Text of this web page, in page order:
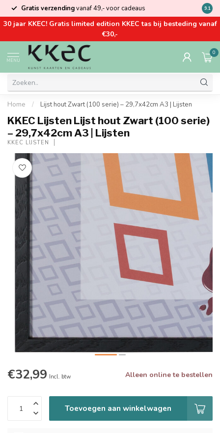
Gratis verzendingvanaf 49,- voor cadeaus Kom
9.1
30 jaar KKEC! Gratis limited edition KKEC tas bij besteding vanaf
€30,-
MENU
0
Home / Lijst hout Zwart (100 serie) – 29,7x42cm A3 | Lijsten
KKEC Lijsten Lijst hout Zwart (100 serie)
– 29,7x42cm A3 | Lijsten
KKEC LIJSTEN
€32,99 Incl. btw Alleen online te bestellen
Toevoegen aan winkelwagen